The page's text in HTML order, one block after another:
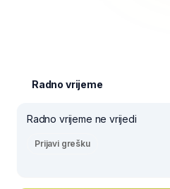
Radno vrijeme
Radno vrijeme ne vrijedi
Prijavi grešku